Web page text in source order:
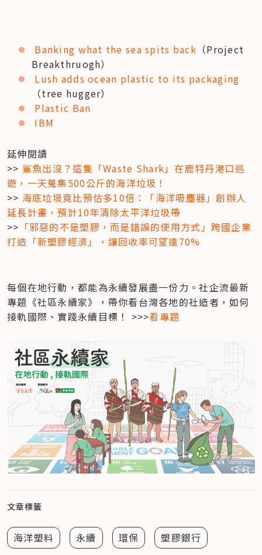
Banking what the sea spits back （Project
Breakthruogh）
（tree hugger）
Plastic Ban
IBM
延伸閱讀
>> 鯊魚出沒？這隻「Waste Shark」在鹿特丹港口巡
遊，一天蒐集500公斤的海洋垃圾！
>> 海底垃圾竟比預估多10倍：「海洋吸塵器」創辦人
延長計畫，預計10年清除太平洋垃圾帶
>> 「邪惡的不是塑膠，而是錯誤的使用方式」跨國企業
打造「新塑膠經濟」，讓回收率可望達70%
每個在地行動，都能為永續發展盡一份力。社企流最新
專題《社區永續家》，帶你看台灣各地的社造者，如何
接軌國際、實踐永續目標！ >>>看專題
文章標籤
海洋塑料 永續 環保 塑膠銀行